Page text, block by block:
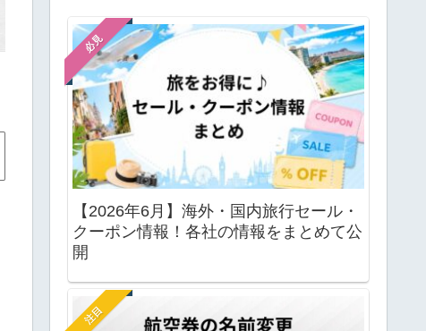
必見
【2026年6月】海外・国内旅行セール・
クーポン情報！各社の情報をまとめて公
開
注目